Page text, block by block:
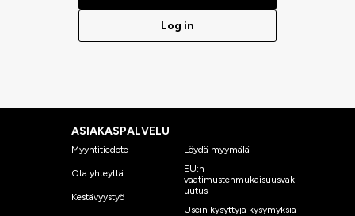
Log in
ASIAKASPALVELU
Myyntitiedote
Ota yhteyttä
Kestävyystyö
Löydä myymälä
EU:n
vaatimustenmukaisuusvak
uutus
Usein kysyttyjä kysymyksiä